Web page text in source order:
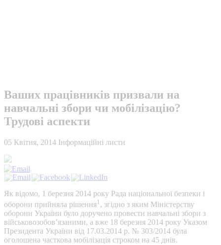
Ваших працівників призвали на
навчальні збори чи мобілізацію?
Трудові аспекти
05 Квітня, 2014 Інформаційні листи
Як відомо, 1 березня 2014 року Рада національної безпеки і
оборони прийняла рішення1 , згідно з яким Міністерству
оборони України було доручено провести навчальні збори з
військовозобов’язаними, а вже 18 березня 2014 року Указом
Президента України від 17.03.2014 р. № 303/2014 була
оголошена часткова мобілізація строком на 45 днів.